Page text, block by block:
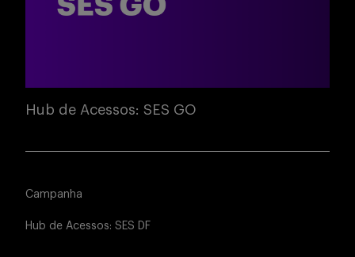
Hub de Acessos: SES GO
Campanha
Hub de Acessos: SES DF